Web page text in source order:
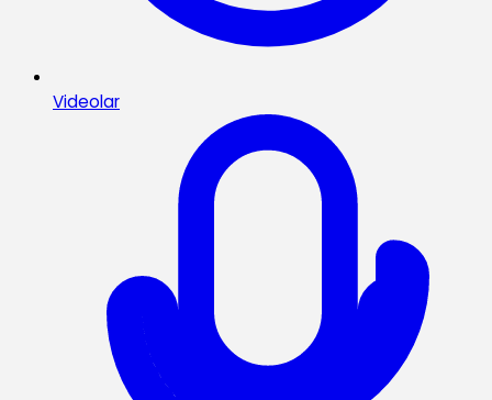
Videolar